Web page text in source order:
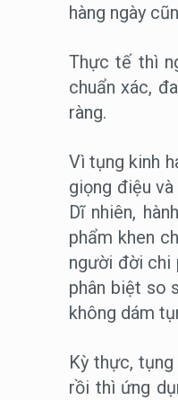
hàng ngày
Thực tế thì
chuẩn xác,
ràng.
Vì tụng kinh
giọng điệu
Dĩ nhiên,
phẩm khen
người đời chi
phân biệt so
không dám
Kỳ thực,
rồi thì ứng